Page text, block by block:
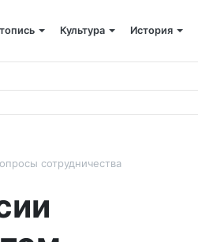
Культура История
сотрудничества